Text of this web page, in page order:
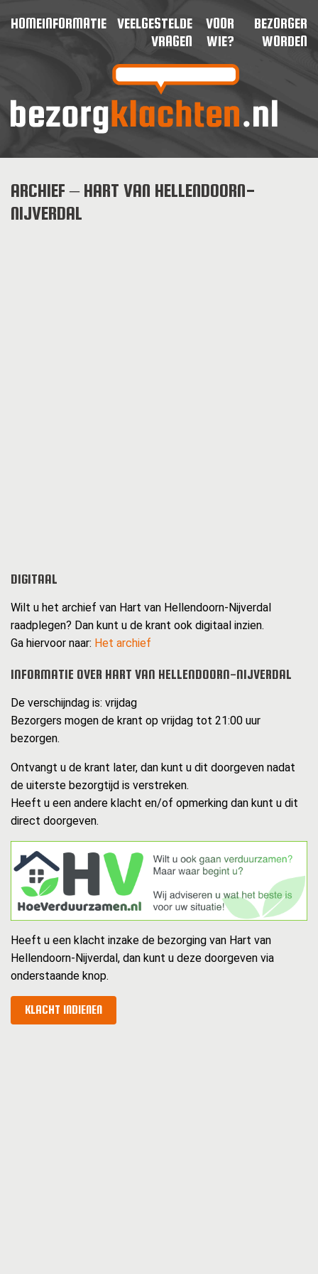
HOMEINFORMATIE
VEELGESTELDE
VRAGEN
VOOR
WIE?
BEZORGER
WORDEN
ARCHIEF – HART VAN HELLENDOORN-
NIJVERDAL
DIGITAAL
Wilt u het archief van Hart van Hellendoorn-Nijverdal
raadplegen? Dan kunt u de krant ook digitaal inzien.
Ga hiervoor naar: Het archief
INFORMATIE OVER HART VAN HELLENDOORN-NIJVERDAL
De verschijndag is: vrijdag
Bezorgers mogen de krant op vrijdag tot 21:00 uur
bezorgen.
Ontvangt u de krant later, dan kunt u dit doorgeven nadat
de uiterste bezorgtijd is verstreken.
Heeft u een andere klacht en/of opmerking dan kunt u dit
direct doorgeven.
Heeft u een klacht inzake de bezorging van Hart van
Hellendoorn-Nijverdal, dan kunt u deze doorgeven via
onderstaande knop.
KLACHT INDIENEN